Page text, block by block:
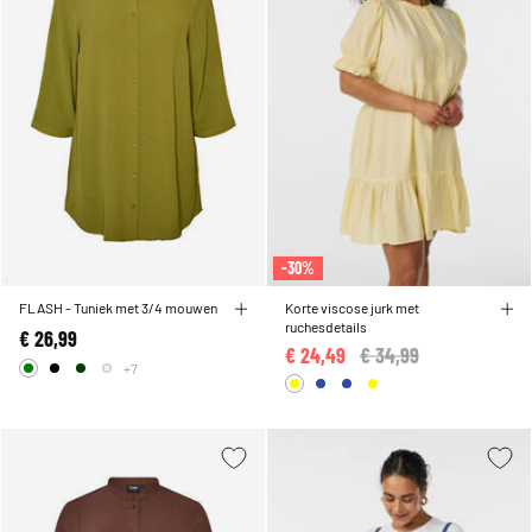
FLASH - Tuniek met 3/4 mouwen
€ 26,99
+7
-30%
Korte viscose jurk met
ruchesdetails
Price reduced from
€ 34,99
€ 24,49